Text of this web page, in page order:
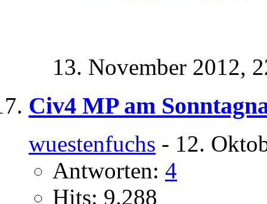
13. November 2012,
Civ4 MP am
wuestenfuchs - 12.
Antworten: 4
Hits: 9.288